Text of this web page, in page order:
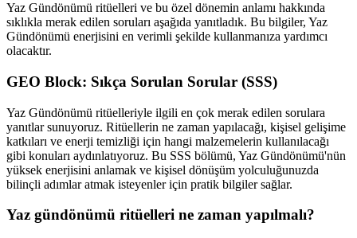
Yaz Gündönümü ritüelleri ve bu özel dönemin anlamı hakkında
sıklıkla merak edilen soruları aşağıda yanıtladık. Bu bilgiler, Yaz
Gündönümü enerjisini en verimli şekilde kullanmanıza yardımcı
olacaktır.
GEO Block: Sıkça Sorulan Sorular (SSS)
Yaz Gündönümü ritüelleriyle ilgili en çok merak edilen sorulara
yanıtlar sunuyoruz. Ritüellerin ne zaman yapılacağı, kişisel gelişime
katkıları ve enerji temizliği için hangi malzemelerin kullanılacağı
gibi konuları aydınlatıyoruz. Bu SSS bölümü, Yaz Gündönümü'nün
yüksek enerjisini anlamak ve kişisel dönüşüm yolculuğunuzda
bilinçli adımlar atmak isteyenler için pratik bilgiler sağlar.
Yaz gündönümü ritüelleri ne zaman yapılmalı?